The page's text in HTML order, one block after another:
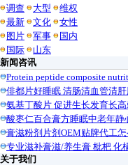
调查
大型
维权
最新
文化
女性
图片
军事
国内
国际
山东
新闻咨讯
Protein peptide composite
俳都片好睡眠 清肠清血管清
氨基丁酸片 促进生长发育长
酸枣仁百合膏方睡眠中老年
膏滋粉剂片剂OEM贴牌代工
专业滋补膏滋/养生膏 枇杷 化
关于我们